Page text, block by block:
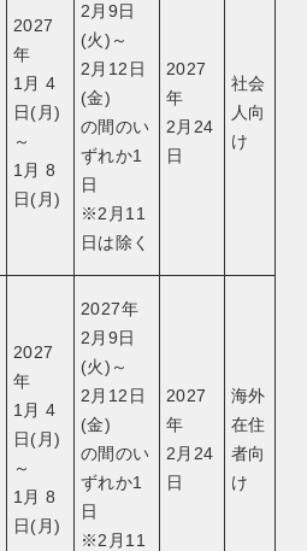
2027
年
1月 4
日(月)
～
1月 8
日(月)
2月9日
(火)～
2月12日
(金)
の間のい
ずれか1
日
※2月11
日は除く
2027
年
2月24
日
社会
人向
け
2027
年
1月 4
日(月)
～
1月 8
日(月)
2027年
2月9日
(火)～
2月12日
(金)
の間のい
ずれか1
日
※2月11
2027
年
2月24
日
海外
在住
者向
け